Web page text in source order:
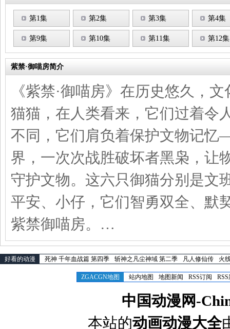
第1集 第2集 第3集 第4集
第9集 第10集 第11集 第12集
紫禁·御喵房简介
《紫禁·御喵房》在历史悠久，
猫猫，在人类看来，它们过着令
不同，它们肩负着保护文物记
界，一次次战胜破坏者黑枭，让
守护文物。这六只御猫分别是文
平安、小仔，它们智勇双全、
紫禁御喵房。…
好看的动漫 死神 千年血战篇 第四季 斩神之凡尘神域 第二季 凡人修仙传 火
ZGACGN地图 站内地图 地图新闻 RSS订阅
中国动漫网-
本站的动画动漫大全